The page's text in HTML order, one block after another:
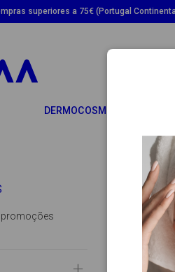
superiores a 75€ (Portugal
DERMOCOSMÉTICA
-20%